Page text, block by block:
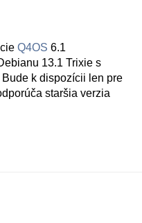
Q4OS 6.1
13.1 Trixie s
k dispozícii len pre
staršia verzia